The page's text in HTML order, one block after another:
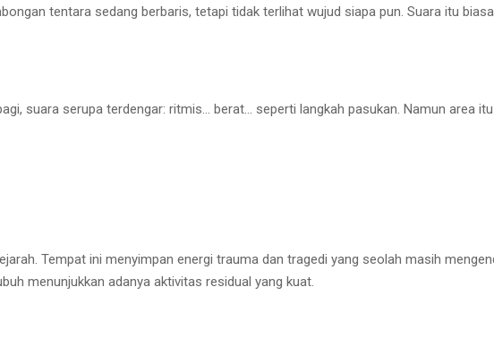
tentara sedang berbaris, tetapi tidak terlihat wujud siapa pun. Suara itu
suara serupa terdengar: ritmis… berat… seperti langkah pasukan. Namun area
Tempat ini menyimpan energi trauma dan tragedi yang seolah masih
menunjukkan adanya aktivitas residual yang kuat.